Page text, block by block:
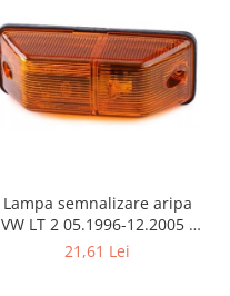
Lampa semnalizare aripa
VW LT 2 05.1996-12.2005 ;
Mercedes Sprinter 1995-
21,61 Lei